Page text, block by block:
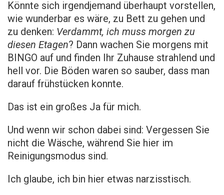
Könnte sich irgendjemand überhaupt vorstellen,
wie wunderbar es wäre, zu Bett zu gehen und
zu denken: Verdammt, ich muss morgen zu
diesen Etagen? Dann wachen Sie morgens mit
BINGO auf und finden Ihr Zuhause strahlend und
hell vor. Die Böden waren so sauber, dass man
darauf frühstücken konnte.
Das ist ein großes Ja für mich.
Und wenn wir schon dabei sind: Vergessen Sie
nicht die Wäsche, während Sie hier im
Reinigungsmodus sind.
Ich glaube, ich bin hier etwas narzisstisch.